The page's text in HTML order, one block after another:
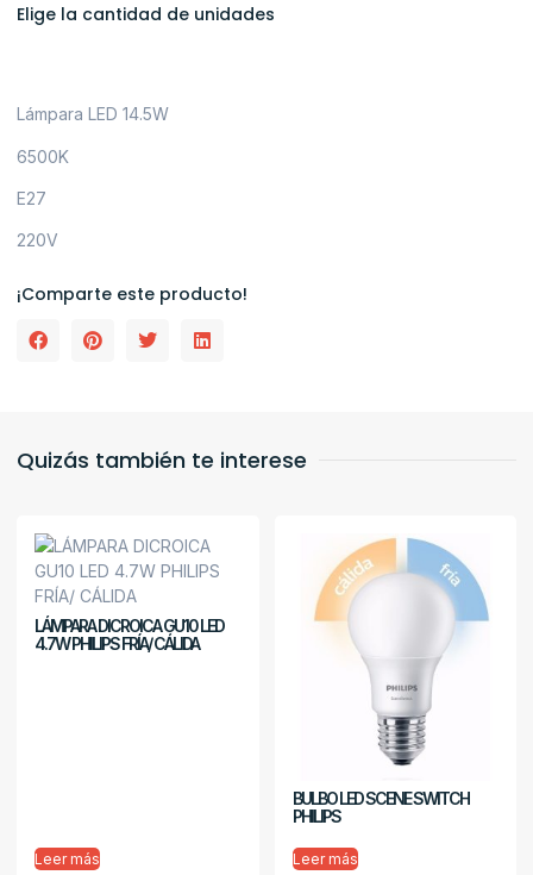
Elige la cantidad de unidades
Lámpara LED 14.5W
6500K
E27
220V
¡Comparte este producto!
Quizás también te interese
LÁMPARA DICROICA GU10 LED
4.7W PHILIPS FRÍA/ CÁLIDA
Leer más
BULBO LED SCENE SWITCH
PHILIPS
Leer más